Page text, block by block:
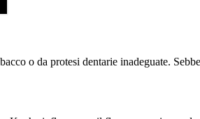
o da protesi dentarie inadeguate.